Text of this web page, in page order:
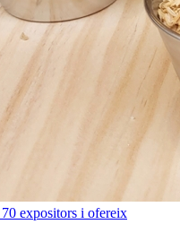
expositors i ofereix